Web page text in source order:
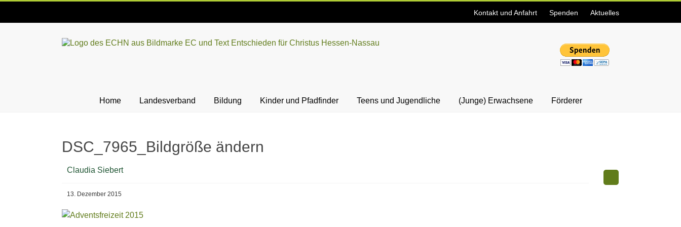
Kontakt und Anfahrt Spenden Aktuelles
ECHN
Home Landesverband Bildung Kinder und Pfadfinder Teens und Jugendliche (Junge) Erwachsene Förderer
DSC_7965_Bildgröße ändern
Claudia Siebert
13. Dezember 2015